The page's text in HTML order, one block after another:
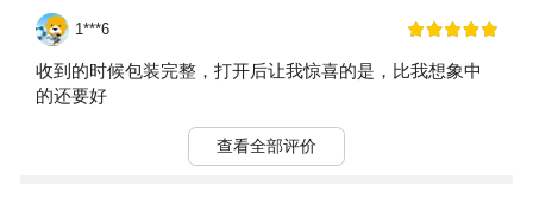
1***6
收到的时候包装完整，打开后让我惊喜的是，比我想象中
的还要好
查看全部评价